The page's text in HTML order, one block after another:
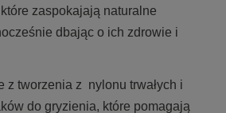
zaspokajają naturalne
dbając o ich zdrowie i
z tworzenia z nylonu trwałych i
do gryzienia, które pomagają